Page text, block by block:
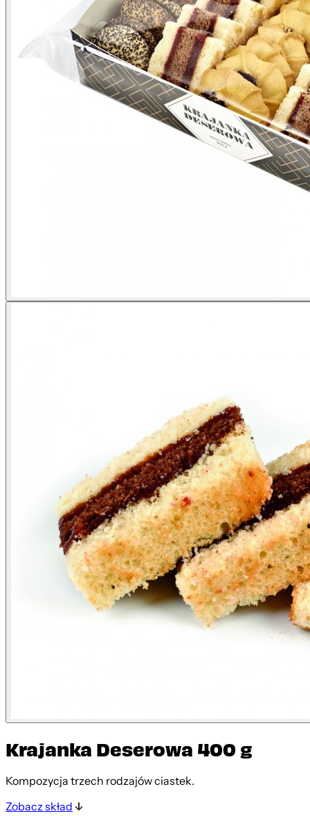
Krajanka Deserowa 400 g
Kompozycja trzech rodzajów ciastek.
Zobacz skład